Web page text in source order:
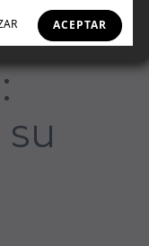
ACEPTAR